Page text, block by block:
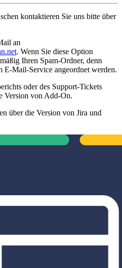
kontaktieren Sie uns bitte über
an
. Wenn Sie diese Option
Ihren Spam-Ordner, denn
E-Mail-Service angeordnet werden.
oder des Support-Tickets
Version von Add-On.
über die Version von Jira und